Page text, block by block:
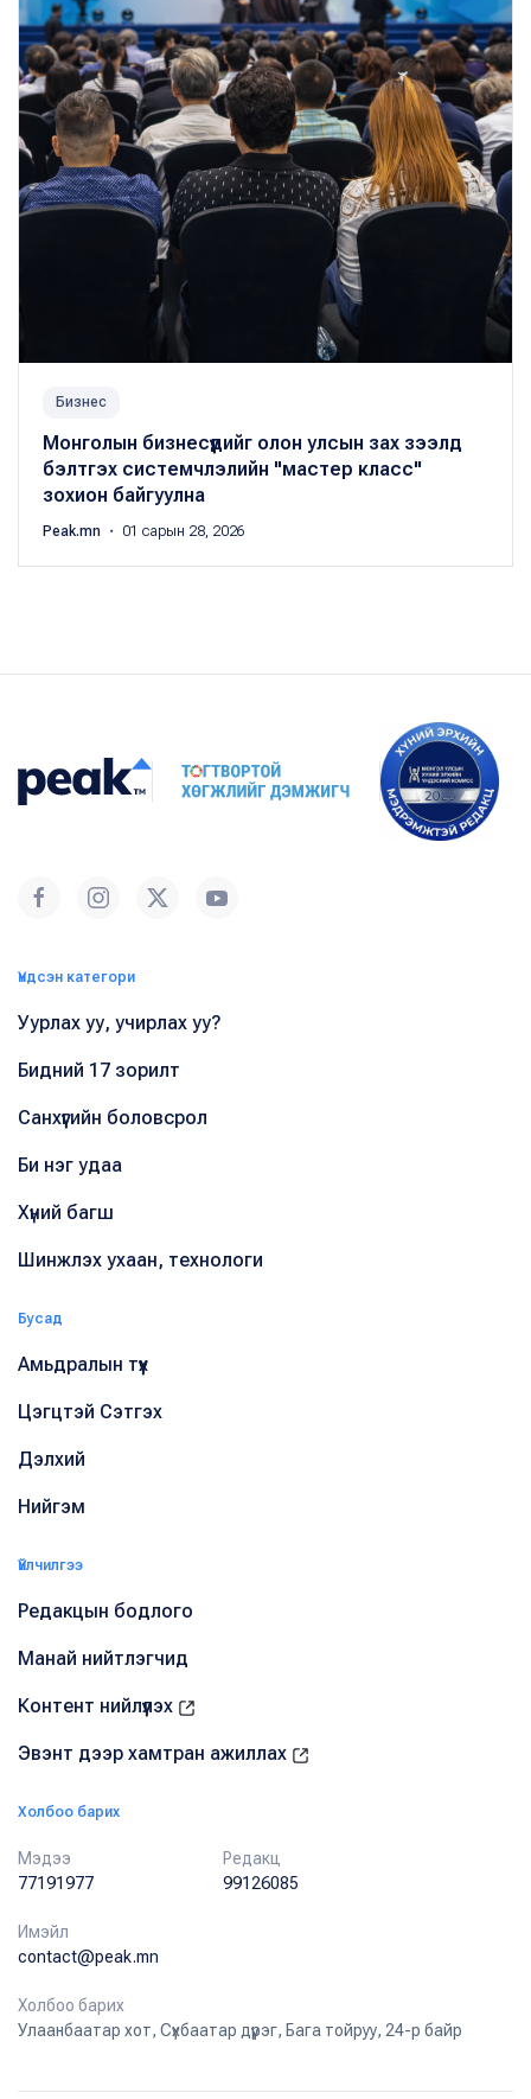
Бизнес
Монголын бизнесүүдийг олон улсын зах зээлд
бэлтгэх системчлэлийн "мастер класс"
зохион байгуулна
Peak.mn ・ 01 сарын 28, 2026
Үндсэн категори
Уурлах уу, учирлах уу?
Бидний 17 зорилт
Санхүүгийн боловсрол
Би нэг удаа
Хүний багш
Шинжлэх ухаан, технологи
Бусад
Амьдралын түүх
Цэгцтэй Сэтгэх
Дэлхий
Нийгэм
Үйлчилгээ
Редакцын бодлого
Манай нийтлэгчид
Контент нийлүүлэх
Эвэнт дээр хамтран ажиллах
Холбоо барих
Мэдээ
77191977
Редакц
99126085
Имэйл
contact@peak.mn
Холбоо барих
Улаанбаатар хот, Сүхбаатар дүүрэг, Бага тойруу, 24-р байр